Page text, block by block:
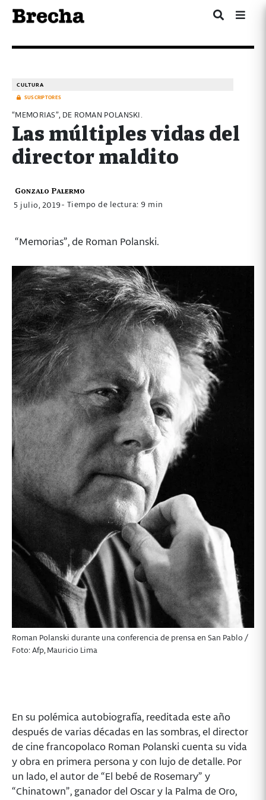
CULTURA
SUSCRIPTORES
“MEMORIAS”, DE ROMAN POLANSKI.
Las múltiples vidas del
director maldito
Gonzalo Palermo
5 julio, 2019- Tiempo de lectura: 9 min
“Memorias”, de Roman Polanski.
Roman Polanski durante una conferencia de prensa en San Pablo /
Foto: Afp, Mauricio Lima
En su polémica autobiografía, reeditada este año
después de varias décadas en las sombras, el director
de cine francopolaco Roman Polanski cuenta su vida
y obra en primera persona y con lujo de detalle. Por
un lado, el autor de “El bebé de Rosemary” y
“Chinatown”, ganador del Oscar y la Palma de Oro,